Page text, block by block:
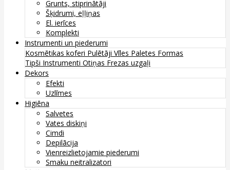
Grunts, stiprinātāji
Šķidrumi, eļļiņas
El. ierīces
Komplekti
Instrumenti un piederumi
Kosmētikas koferi Pulētāji Vīles Paletes Formas
Tipši Instrumenti Otiņas Frezas uzgaļi
Dekors
Efekti
Uzlīmes
Higiēna
Salvetes
Vates diskiņi
Cimdi
Depilācija
Vienreizlietojamie piederumi
Smaku neitralizatori